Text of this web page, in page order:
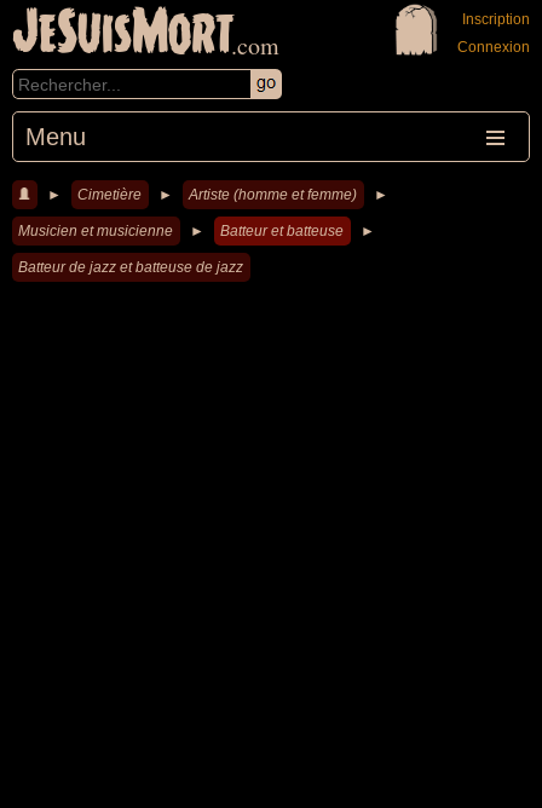
JeSuisMort.com
Menu
Inscription
Connexion
► Cimetière ► Artiste (homme et femme) ►
Musicien et musicienne ► Batteur et batteuse ►
Batteur de jazz et batteuse de jazz